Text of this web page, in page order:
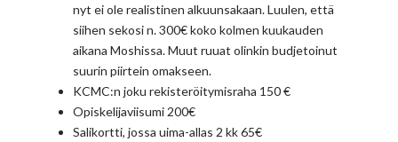
nyt ei ole realistinen alkuunsakaan. Luulen, että
siihen sekosi n. 300€ koko kolmen kuukauden
aikana Moshissa. Muut ruuat olinkin budjetoinut
suurin piirtein omakseen.
KCMC:n joku rekisteröitymisraha 150 €
Opiskelijaviisumi 200€
Salikortti, jossa uima-allas 2 kk 65€